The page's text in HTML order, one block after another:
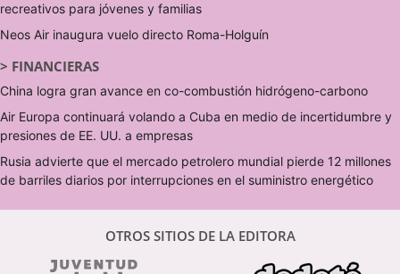
recreativos para jóvenes y familias
Neos Air inaugura vuelo directo Roma-Holguín
> FINANCIERAS
China logra gran avance en co-combustión hidrógeno-carbono
Air Europa continuará volando a Cuba en medio de incertidumbre y
presiones de EE. UU. a empresas
Rusia advierte que el mercado petrolero mundial pierde 12 millones
de barriles diarios por interrupciones en el suministro energético
OTROS SITIOS DE LA EDITORA